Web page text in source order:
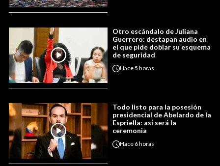
Otro escándalo de Juliana
Guerrero: destapan audio en
el que pide doblar su esquema
de seguridad
Hace5 horas
Todo listo para la posesión
presidencial de Abelardo de la
Espriella: así será la
ceremonia
Hace 6 horas